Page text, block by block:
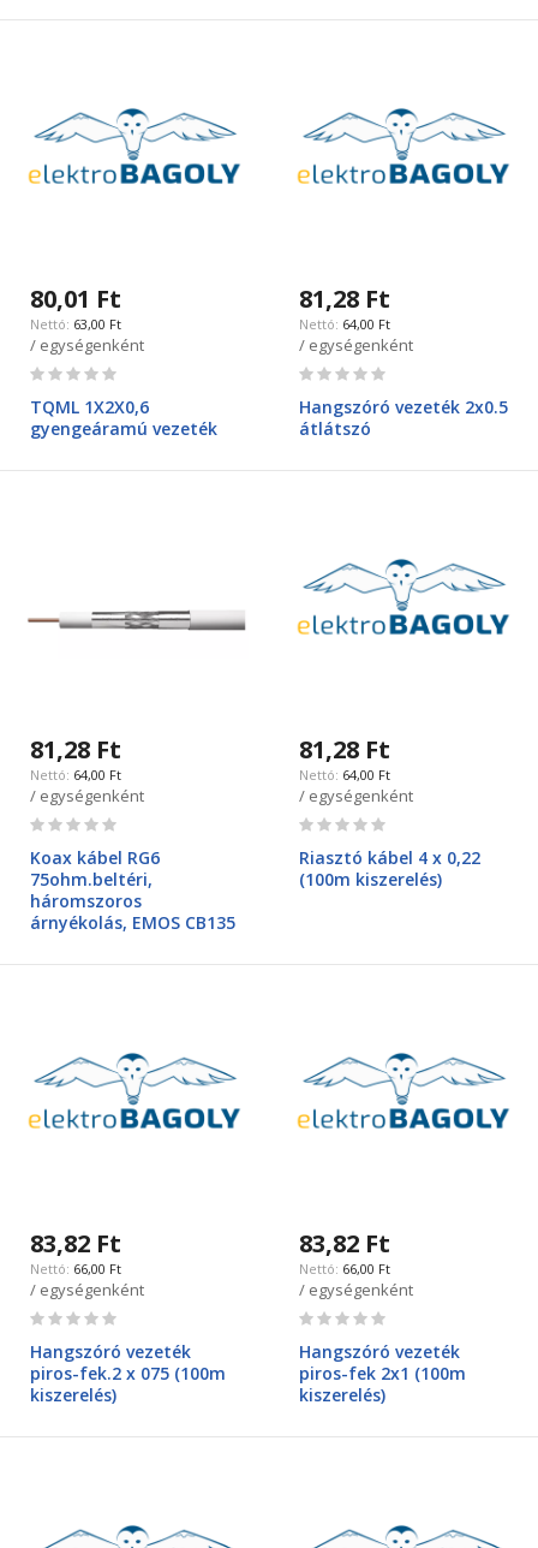
80,01 Ft
63,00 Ft
/ egységenként
Rating:
TQML 1X2X0,6
gyengeáramú vezeték
81,28 Ft
64,00 Ft
/ egységenként
Rating:
Hangszóró vezeték 2x0.5
átlátszó
81,28 Ft
64,00 Ft
/ egységenként
Rating:
Koax kábel RG6
75ohm.beltéri,
háromszoros
árnyékolás, EMOS CB135
81,28 Ft
64,00 Ft
/ egységenként
Rating:
Riasztó kábel 4 x 0,22
(100m kiszerelés)
83,82 Ft
66,00 Ft
/ egységenként
Rating:
Hangszóró vezeték
piros-fek.2 x 075 (100m
kiszerelés)
83,82 Ft
66,00 Ft
/ egységenként
Rating:
Hangszóró vezeték
piros-fek 2x1 (100m
kiszerelés)